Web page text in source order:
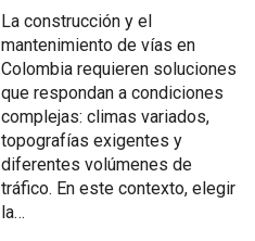
La construcción y el
mantenimiento de vías en
Colombia requieren soluciones
que respondan a condiciones
complejas: climas variados,
topografías exigentes y
diferentes volúmenes de
tráfico. En este contexto, elegir
la…